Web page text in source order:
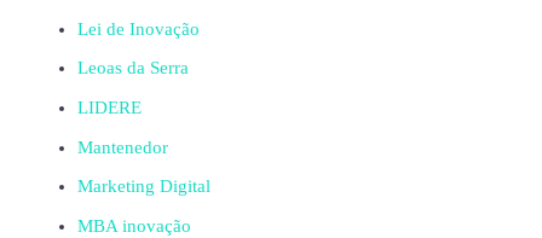
Lei de Inovação
Leoas da Serra
LIDERE
Mantenedor
Marketing Digital
MBA inovação